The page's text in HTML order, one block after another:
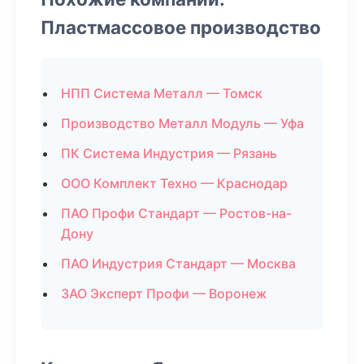
Пластмассовое производство
НПП Система Металл — Томск
Производство Металл Модуль — Уфа
ПК Система Индустрия — Рязань
ООО Комплект Техно — Краснодар
ПАО Профи Стандарт — Ростов-на-
Дону
ПАО Индустрия Стандарт — Москва
ЗАО Эксперт Профи — Воронеж